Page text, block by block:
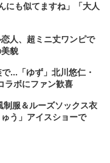
も似てますね」「大人
人、超ミニ丈ワンピで
貌
...「ゆず」北川悠仁・
ボにファン歓喜
制服＆ルーズソックス衣
う」アイスショーで